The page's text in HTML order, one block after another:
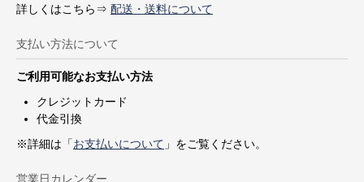
詳しくはこちら⇒ 配送・送料について
支払い方法について
ご利用可能なお支払い方法
クレジットカード
代金引換
※詳細は「お支払いについて 」をご覧ください。
営業日カレンダー